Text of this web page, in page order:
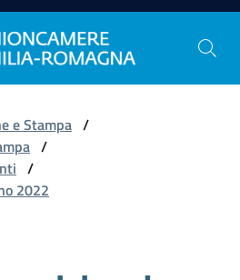
e Stampa /
/
/
2022